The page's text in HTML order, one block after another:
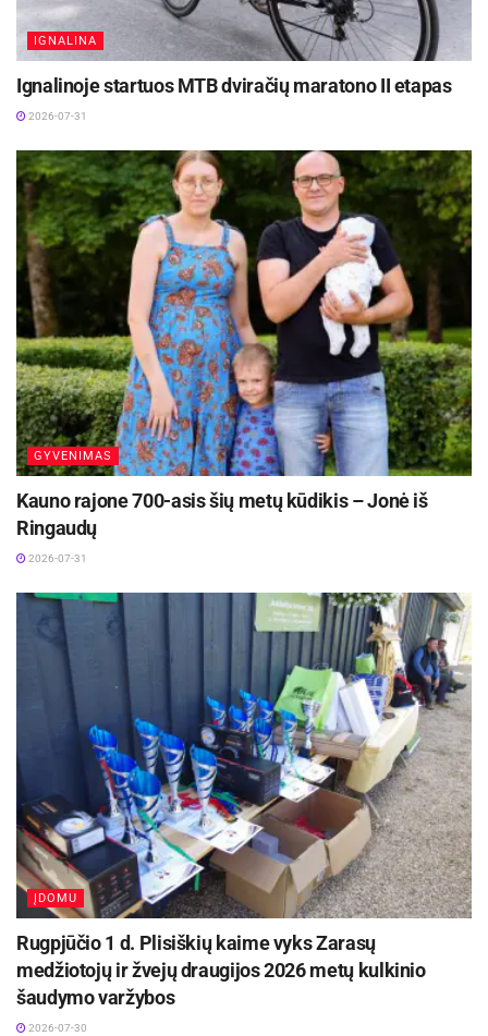
IGNALINA
Ignalinoje startuos MTB dviračių maratono II etapas
2026-07-31
GYVENIMAS
Kauno rajone 700-asis šių metų kūdikis – Jonė iš
Ringaudų
2026-07-31
ĮDOMU
Rugpjūčio 1 d. Plisiškių kaime vyks Zarasų
medžiotojų ir žvejų draugijos 2026 metų kulkinio
šaudymo varžybos
2026-07-30